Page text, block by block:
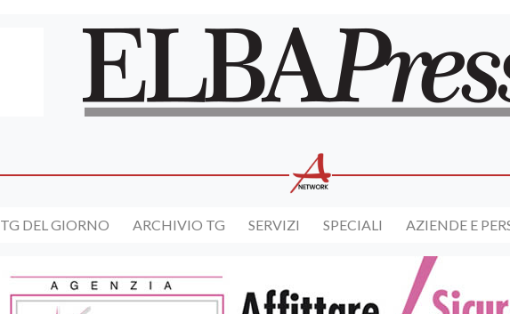
TG DEL GIORNO ARCHIVIO TG SERVIZI SPECIALI AZIENDE E